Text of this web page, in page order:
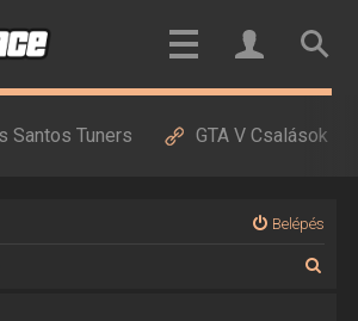
Santos Tuners GTA V Csalások
Belépés